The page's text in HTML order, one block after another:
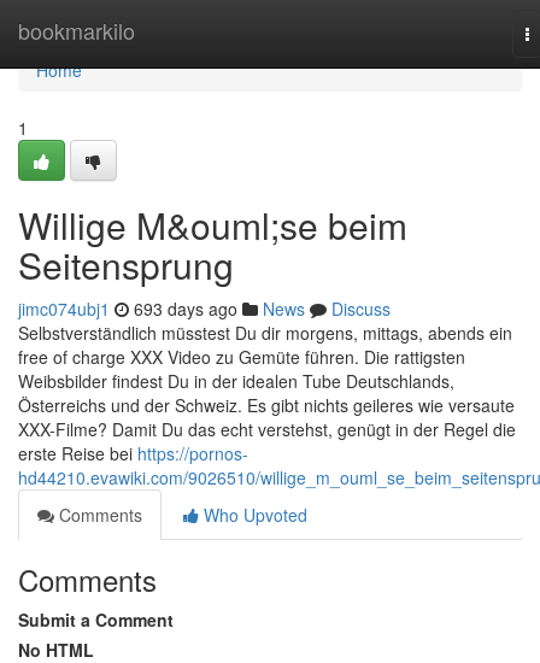
bookmarkilo
Home
Home
1
Willige M&ouml;se beim
Seitensprung
jimc074ubj1 693 days ago News
Discuss
Selbstverständlich müsstest Du dir morgens, mittags, abends ein
free of charge XXX Video zu Gemüte führen. Die rattigsten
Weibsbilder findest Du in der idealen Tube Deutschlands,
Österreichs und der Schweiz. Es gibt nichts geileres wie versaute
XXX-Filme? Damit Du das echt verstehst, genügt in der Regel die
erste Reise bei https://pornos-
hd44210.evawiki.com/9026510/
Comments
Who Upvoted
Comments
Submit a Comment
No HTML